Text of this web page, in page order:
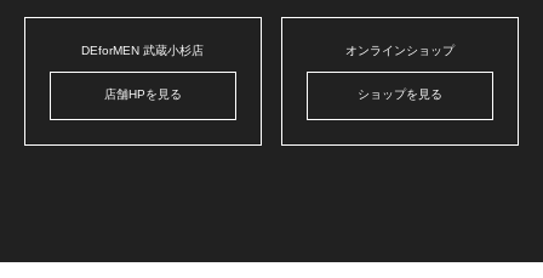
DEforMEN 武蔵小杉店
店舗HPを見る
オンラインショップ
ショップを見る